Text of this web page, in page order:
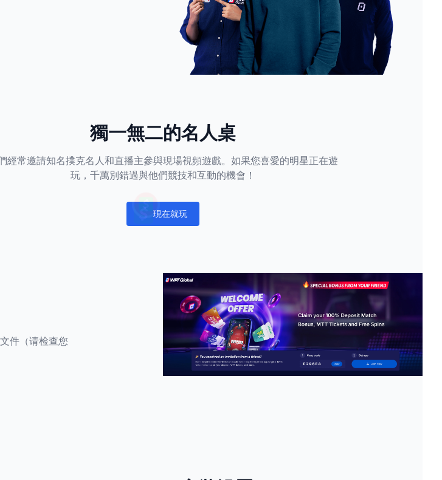
獨一無二的名人桌
經常邀請知名撲克名人和直播主參與現場視頻遊戲。如果您喜愛的明星正在遊
玩，千萬別錯過與他們競技和互動的機會！
Notifications
現在就玩
件（请检查您